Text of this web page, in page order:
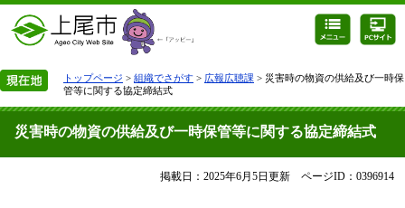
トップページ > 組織でさがす > 広報広聴課 > 災害時の物資の供給及び一時保
管等に関する協定締結式
災害時の物資の供給及び一時保管等に関する協定締結式
掲載日：2025年6月5日更新 ページID：0396914